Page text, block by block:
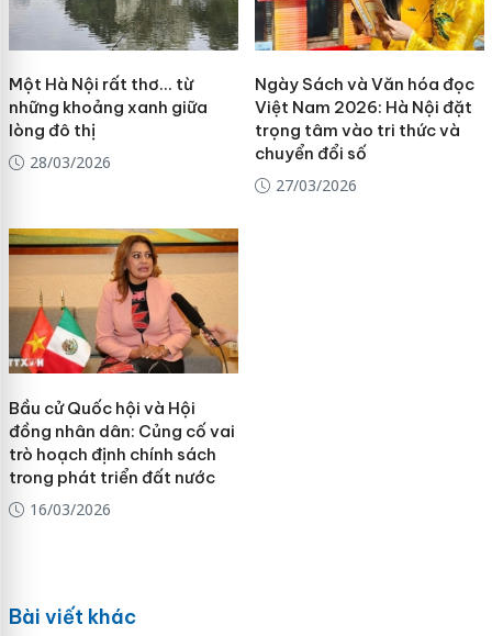
Một Hà Nội rất thơ… từ
những khoảng xanh giữa
lòng đô thị
28/03/2026
Ngày Sách và Văn hóa đọc
Việt Nam 2026: Hà Nội đặt
trọng tâm vào tri thức và
chuyển đổi số
27/03/2026
Bầu cử Quốc hội và Hội
đồng nhân dân: Củng cố vai
trò hoạch định chính sách
trong phát triển đất nước
16/03/2026
Bài viết khác